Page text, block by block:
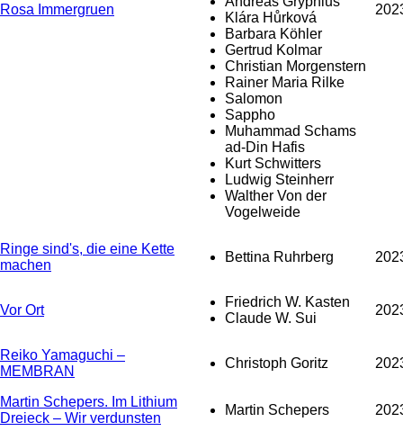
Rosa Immergruen
Klára Hůrková
Barbara Köhler
Gertrud Kolmar
Christian Morgenstern
Rainer Maria Rilke
Salomon
Sappho
Muhammad Schams
ad-Din Hafis
Kurt Schwitters
Ludwig Steinherr
Walther Von der
Vogelweide
Ringe sind's, die eine Kette
machen
Bettina Ruhrberg
Vor Ort
Friedrich W. Kasten
Claude W. Sui
Reiko Yamaguchi –
MEMBRAN
Christoph Goritz
Martin Schepers. Im Lithium
Dreieck – Wir verdunsten
Martin Schepers